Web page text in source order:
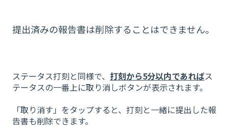
提出済みの報告書は削除することはできません。
ステータス打刻と同様で、 打刻から5分以内であればス
テータスの一番上に取り消しボタンが表示されます。
「取り消す」をタップすると、打刻と一緒に提出した報
告書も削除できます。